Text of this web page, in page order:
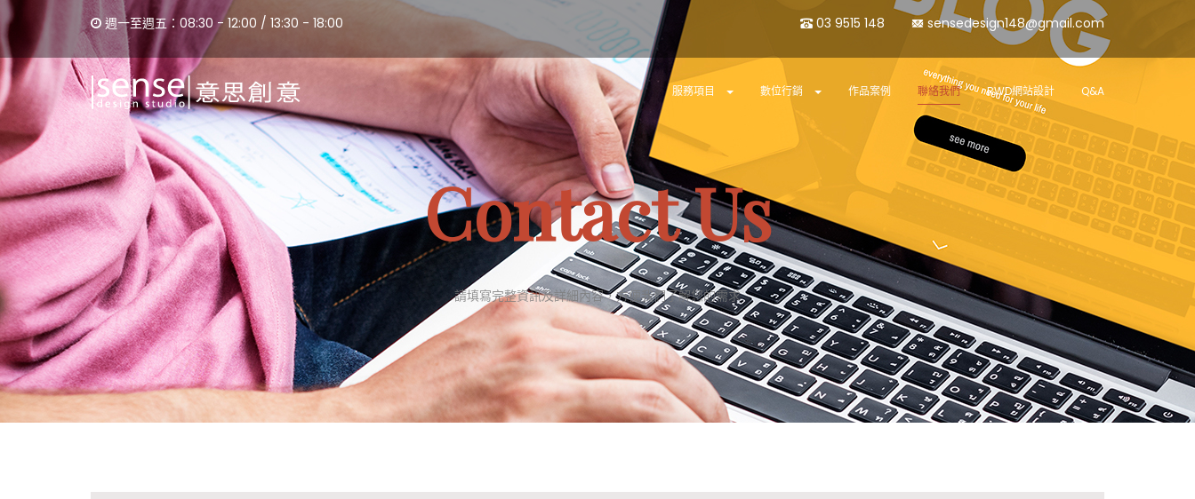
週一至週五：08:30 - 12:00 / 13:30 - 18:00 03 9515 148 sensedesign148@gmail.com
服務項目 數位行銷 作品案例 聯絡我們 RWD網站設計 Q&A
Contact Us
請填寫完整資訊及詳細內容，方便我們了解您的需求